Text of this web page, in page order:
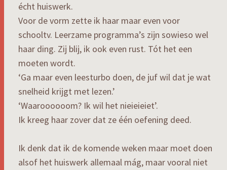
écht huiswerk.
Voor de vorm zette ik haar maar even voor
schooltv. Leerzame programma’s zijn sowieso wel
haar ding. Zij blij, ik ook even rust. Tót het een
moeten wordt.
‘Ga maar even leesturbo doen, de juf wil dat je wat
snelheid krijgt met lezen.’
‘Waaroooooom? Ik wil het nieieieiet’.
Ik kreeg haar zover dat ze één oefening deed.
Ik denk dat ik de komende weken maar moet doen
alsof het huiswerk allemaal mág, maar vooral niet